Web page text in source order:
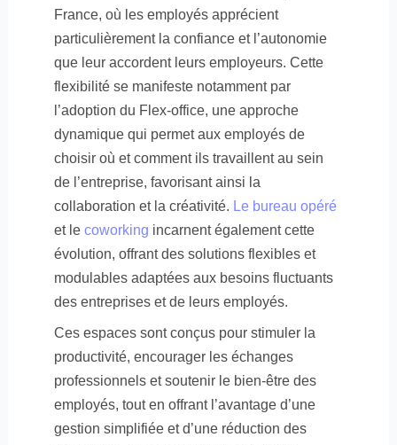
France, où les employés apprécient
particulièrement la confiance et l’autonomie
que leur accordent leurs employeurs. Cette
flexibilité se manifeste notamment par
l’adoption du Flex-office, une approche
dynamique qui permet aux employés de
choisir où et comment ils travaillent au sein
de l’entreprise, favorisant ainsi la
collaboration et la créativité. Le bureau opéré
et lecoworking incarnent également cette
évolution, offrant des solutions flexibles et
modulables adaptées aux besoins fluctuants
des entreprises et de leurs employés.
Ces espaces sont conçus pour stimuler la
productivité, encourager les échanges
professionnels et soutenir le bien-être des
employés, tout en offrant l’avantage d’une
gestion simplifiée et d’une réduction des